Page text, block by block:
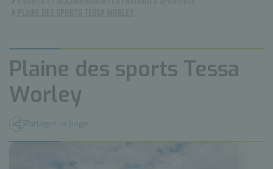
Plaine des sports Tessa
Worley
Partager la page